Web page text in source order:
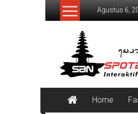
Lompat
Agustus 6,
Home